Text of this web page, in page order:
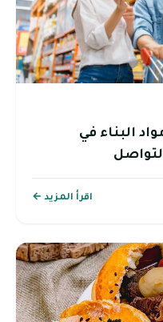
البناء في
اقرأ المزيد ←